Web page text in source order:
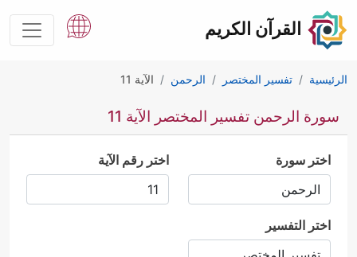
القرآن الكريم
الرئيسية تفسير المختصر الرحمن الآية 11
سورة الرحمن تفسير المختصر الآية 11
اختر سورة اختر رقم الآية
اختر التفسير